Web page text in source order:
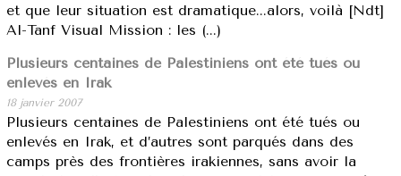
et que leur situation est dramatique...alors, voilà [Ndt]
Al-Tanf Visual Mission : les (...)
Plusieurs centaines de Palestiniens ont été tués ou
enlevés en Irak
18 janvier 2007
Plusieurs centaines de Palestiniens ont été tués ou
enlevés en Irak, et d’autres sont parqués dans des
camps près des frontières irakiennes, sans avoir la